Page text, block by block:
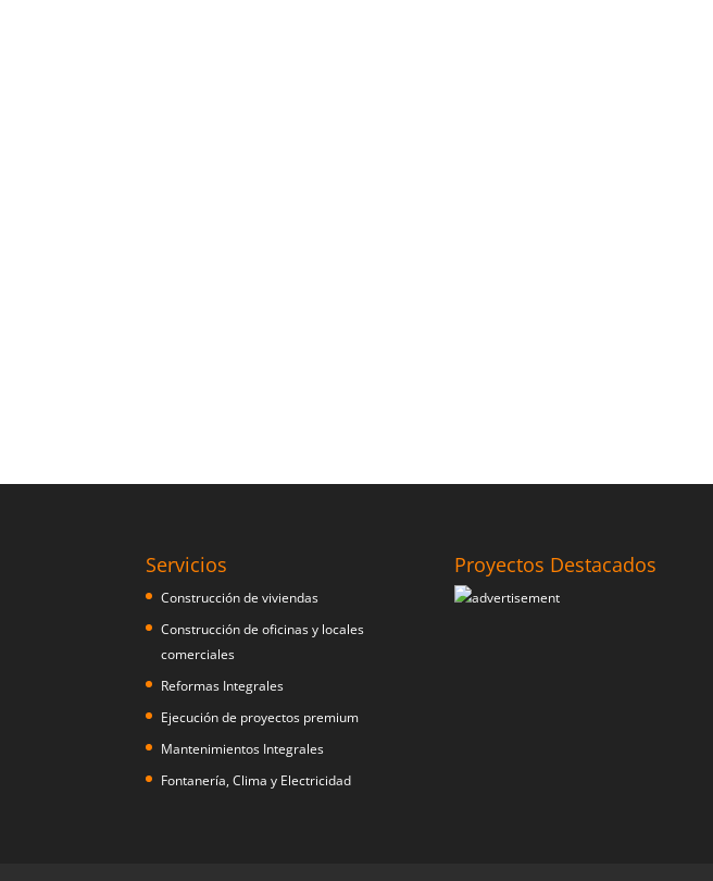
Servicios
Construcción de viviendas
Construcción de oficinas y locales
comerciales
Reformas Integrales
Ejecución de proyectos premium
Mantenimientos Integrales
Fontanería, Clima y Electricidad
Proyectos Destacados